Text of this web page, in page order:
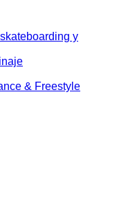
y
& Freestyle